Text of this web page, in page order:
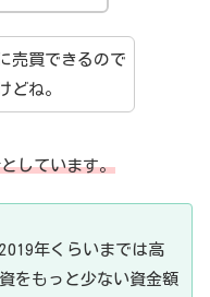
売買できるので
どね。
しています。
年くらいまでは高
をもっと少ない資金額